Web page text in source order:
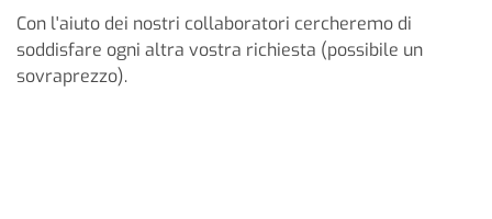
Con l'aiuto dei nostri collaboratori cercheremo di
soddisfare ogni altra vostra richiesta (possibile un
sovraprezzo).